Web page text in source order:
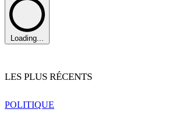
Loading...
LES PLUS RÉCENTS
POLITIQUE